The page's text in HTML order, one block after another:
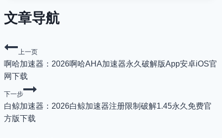
文章导航
上一页
啊哈加速器：2026啊哈AHA加速器永久破解版App安卓iOS官
网下载
下一步
白鲸加速器：2026白鲸加速器注册限制破解1.45永久免费官
方版下载